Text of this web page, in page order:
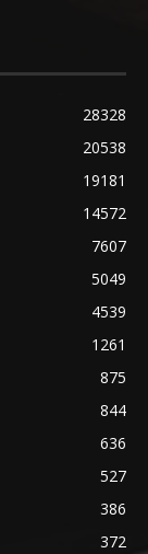
28328
20538
19181
14572
7607
5049
4539
1261
875
844
636
527
386
372